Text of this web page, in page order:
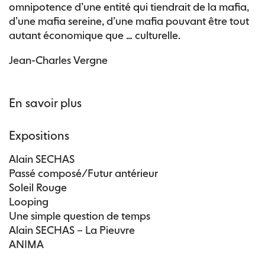
omnipotence d’une entité qui tiendrait de la mafia,
d’une mafia sereine, d’une mafia pouvant être tout
autant économique que … culturelle.
Jean-Charles Vergne
En savoir plus
Expositions
Alain SECHAS
Passé composé/Futur antérieur
Soleil Rouge
Looping
Une simple question de temps
Alain SECHAS – La Pieuvre
ANIMA